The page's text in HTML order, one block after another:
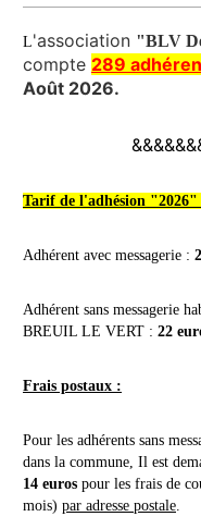
L'association "BLV
compte 289
Août 2026.
Tarif de l'adhésion "2026"
Adhérent avec messagerie :
Adhérent sans messagerie
BREUIL LE VERT : 22
Frais postaux :
Pour les adhérents sans
dans la commune, Il est
14 euros pour les frais de
mois) par adresse postale.